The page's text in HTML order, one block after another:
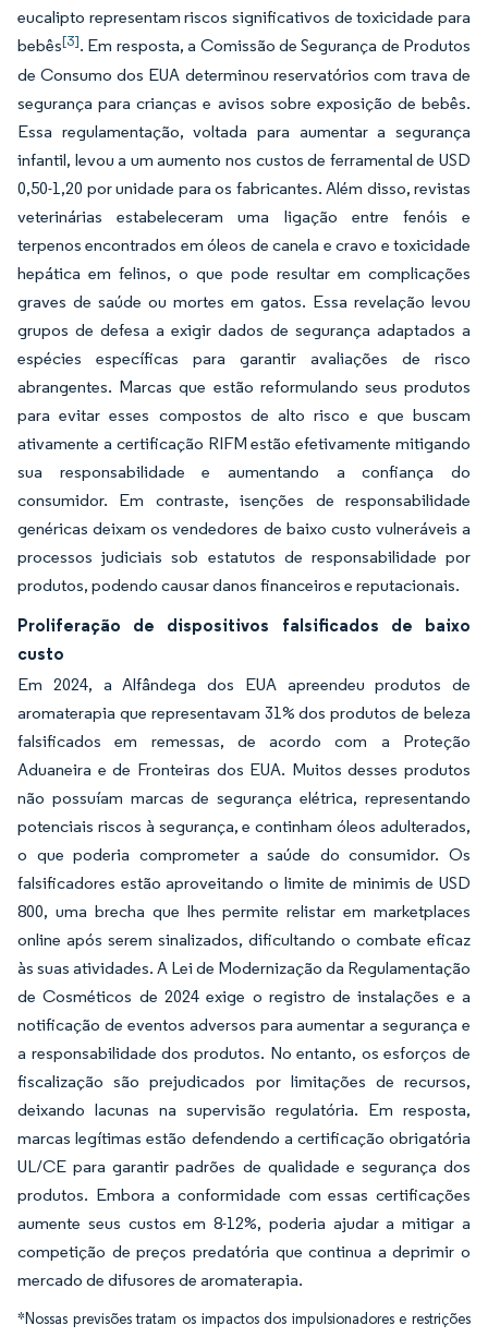
eucalipto representam riscos significativos de toxicidade para
bebês[3]. Em resposta, a Comissão de Segurança de Produtos
de Consumo dos EUA determinou reservatórios com trava de
segurança para crianças e avisos sobre exposição de bebês.
Essa regulamentação, voltada para aumentar a segurança
infantil, levou a um aumento nos custos de ferramental de USD
0,50-1,20 por unidade para os fabricantes. Além disso, revistas
veterinárias estabeleceram uma ligação entre fenóis e
terpenos encontrados em óleos de canela e cravo e toxicidade
hepática em felinos, o que pode resultar em complicações
graves de saúde ou mortes em gatos. Essa revelação levou
grupos de defesa a exigir dados de segurança adaptados a
espécies específicas para garantir avaliações de risco
abrangentes. Marcas que estão reformulando seus produtos
para evitar esses compostos de alto risco e que buscam
ativamente a certificação RIFM estão efetivamente mitigando
sua responsabilidade e aumentando a confiança do
consumidor. Em contraste, isenções de responsabilidade
genéricas deixam os vendedores de baixo custo vulneráveis a
processos judiciais sob estatutos de responsabilidade por
produtos, podendo causar danos financeiros e reputacionais.
Proliferação de dispositivos falsificados de baixo
custo
Em 2024, a Alfândega dos EUA apreendeu produtos de
aromaterapia que representavam 31% dos produtos de beleza
falsificados em remessas, de acordo com a Proteção
Aduaneira e de Fronteiras dos EUA. Muitos desses produtos
não possuíam marcas de segurança elétrica, representando
potenciais riscos à segurança, e continham óleos adulterados,
o que poderia comprometer a saúde do consumidor. Os
falsificadores estão aproveitando o limite de minimis de USD
800, uma brecha que lhes permite relistar em marketplaces
online após serem sinalizados, dificultando o combate eficaz
às suas atividades. A Lei de Modernização da Regulamentação
de Cosméticos de 2024 exige o registro de instalações e a
notificação de eventos adversos para aumentar a segurança e
a responsabilidade dos produtos. No entanto, os esforços de
fiscalização são prejudicados por limitações de recursos,
deixando lacunas na supervisão regulatória. Em resposta,
marcas legítimas estão defendendo a certificação obrigatória
UL/CE para garantir padrões de qualidade e segurança dos
produtos. Embora a conformidade com essas certificações
aumente seus custos em 8-12%, poderia ajudar a mitigar a
competição de preços predatória que continua a deprimir o
mercado de difusores de aromaterapia.
*Nossas previsões tratam os impactos dos impulsionadores e restrições